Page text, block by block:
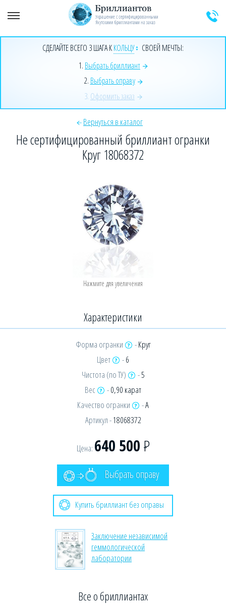
+7 (925) 589-64-91 Заказать звонок эксперта
СДЕЛАЙТЕ ВСЕГО 3 ШАГА ККОЛЬЦУ
СВОЕЙ МЕЧТЫ:
1. Выбрать бриллиант
2. Выбрать оправу
3. Оформить заказ
Вернуться в каталог
Не сертифицированный бриллиант огранки
Круг 18068372
Характеристики
Форма огранки -Круг
Цвет
-6
Чистота (по ТУ)
-5
Вес
-0,90 карат
Качество огранки
-А
Артикул -18068372
Цена: 640 500Р
Выбрать оправу
Купить бриллиант без оправы
Заключение независимой
геммологической
лаборатории
Все о бриллиантах